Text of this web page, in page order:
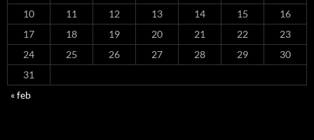
10
11 12 13 14 15
16
17
18 19 20 21 22
23
24
25 26 27 28 29
30
31
« feb